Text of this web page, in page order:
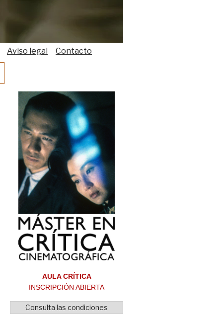
Aviso legal Contacto
AULA CRÍTICA
INSCRIPCIÓN ABIERTA
Consulta las condiciones